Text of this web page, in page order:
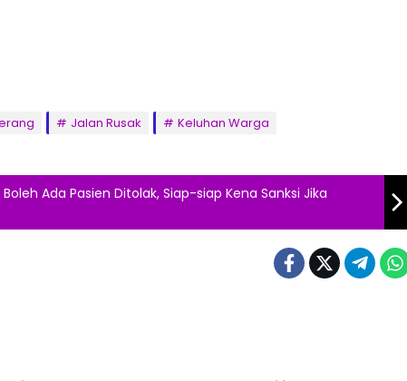
Jalan Rusak
Keluhan Warga
Ada Pasien Ditolak, Siap-siap Kena Sanksi Jika